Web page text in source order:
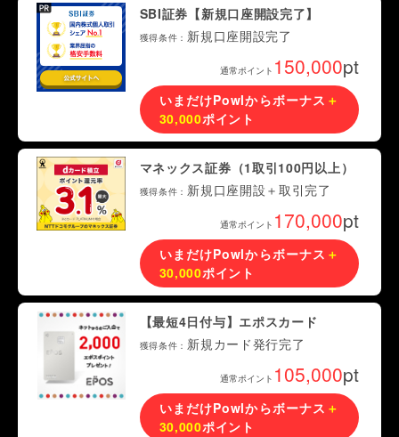
SBI証券【新規口座開設完了】
獲得条件： 新規口座開設完了
通常ポイント 150,000pt
いまだけPowlからボーナス ＋
30,000ポイント
マネックス証券（1取引100円以上）
獲得条件： 新規口座開設＋取引完了
通常ポイント 170,000pt
いまだけPowlからボーナス ＋
30,000ポイント
【最短4日付与】エポスカード
獲得条件： 新規カード発行完了
通常ポイント 105,000pt
いまだけPowlからボーナス ＋
30,000ポイント